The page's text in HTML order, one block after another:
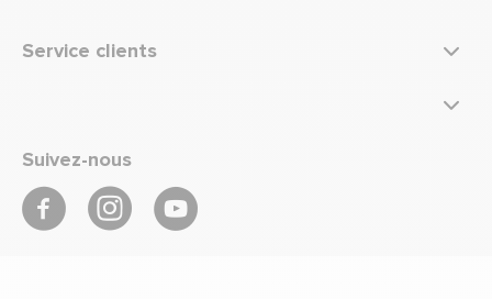
Service clients
Suivez-nous